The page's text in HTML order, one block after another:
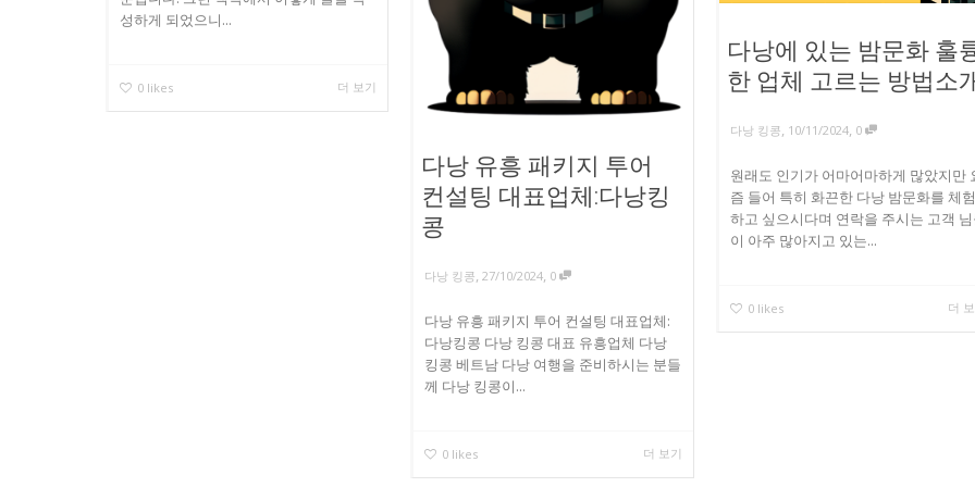
성하게 되었으니...
0 likes 더 보기
다낭에 있는 밤문화 훌
한 업체 고르는 방법소
다낭 킹콩, 10/11/2024, 0
원래도 인기가 어마어마하게 많았지만
즘 들어 특히 화끈한 다낭 밤문화를 체험
하고 싶으시다며 연락을 주시는 고객
이 아주 많아지고 있는...
0 likes 더
다낭 유흥 패키지 투어
컨설팅 대표업체:다낭킹
콩
다낭 킹콩,27/10/2024, 0
다낭 유흥 패키지 투어 컨설팅 대표업체:
다낭킹콩 다낭 킹콩 대표 유흥업체 다낭
킹콩 베트남 다낭 여행을 준비하시는 분들
께 다낭 킹콩이...
0 likes 더 보기